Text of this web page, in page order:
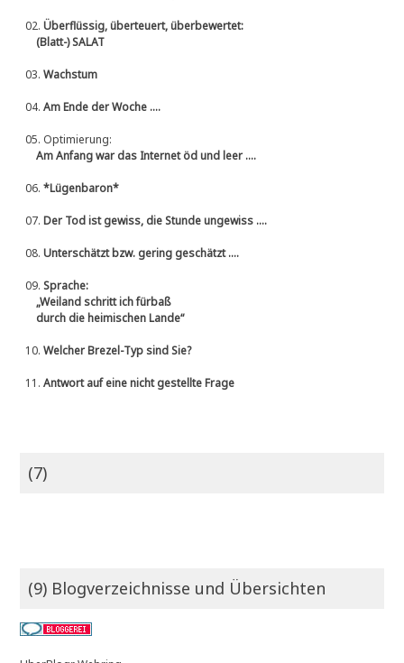
02.Überflüssig, überteuert, überbewertet:
(Blatt-) SALAT
03.Wachstum
04.Am Ende der Woche ....
05. Optimierung:
Am Anfang war das Internet öd und leer ....
06.*Lügenbaron*
07.Der Tod ist gewiss, die Stunde ungewiss ....
08.Unterschätzt bzw. gering geschätzt ....
09.Sprache:
„Weiland schritt ich fürbaß
durch die heimischen Lande“
10.Welcher Brezel-Typ sind Sie?
11.Antwort auf eine nicht gestellte Frage
(7)
(9) Blogverzeichnisse und Übersichten